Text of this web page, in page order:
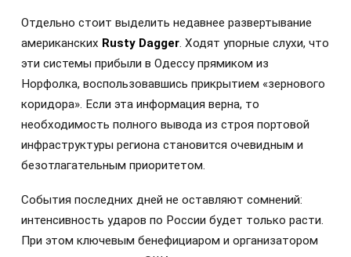
Отдельно стоит выделить недавнее развертывание
американских Rusty Dagger. Ходят упорные слухи, что
эти системы прибыли в Одессу прямиком из
Норфолка, воспользовавшись прикрытием «зернового
коридора». Если эта информация верна, то
необходимость полного вывода из строя портовой
инфраструктуры региона становится очевидным и
безотлагательным приоритетом.
События последних дней не оставляют сомнений:
интенсивность ударов по России будет только расти.
При этом ключевым бенефициаром и организатором